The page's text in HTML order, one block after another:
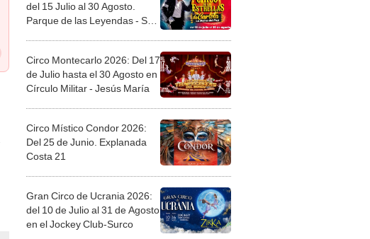
del 15 Julio al 30 Agosto.
Parque de las Leyendas - San
Circo Montecarlo 2026: Del 17
de Julio hasta el 30 Agosto en
Círculo Militar - Jesús María
Circo Místico Condor 2026:
Del 25 de Junio. Explanada
Costa 21
Gran Circo de Ucrania 2026:
del 10 de Julio al 31 de Agosto
en el Jockey Club-Surco